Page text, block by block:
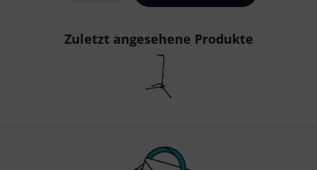
Zuletzt angesehene Produkte